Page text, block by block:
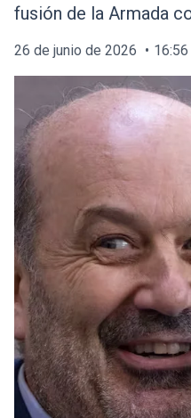
fusión de la Armada
26 de junio de 2026 16:56